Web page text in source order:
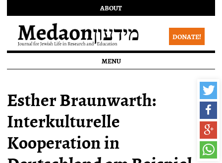
ABOUT
DONATE!
MENU
Esther Braunwarth:
Interkulturelle
Kooperation in